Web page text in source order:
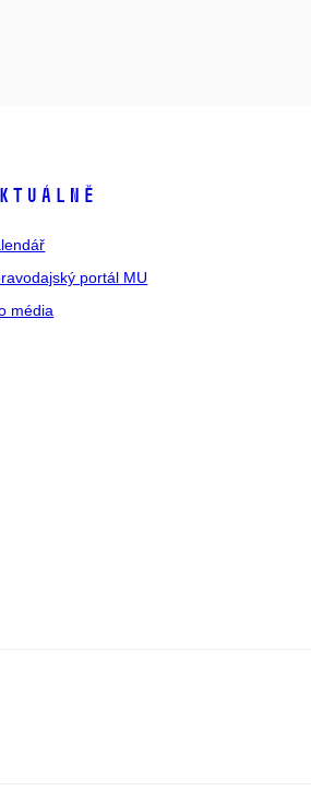
portál MU
média